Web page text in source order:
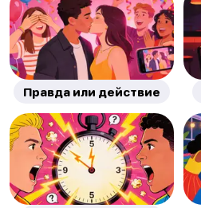
Правда или действие